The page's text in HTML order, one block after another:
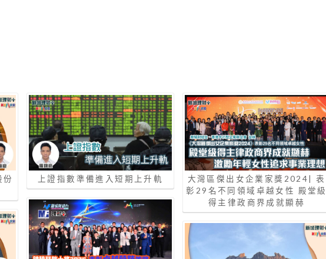
份
上證指數準備進入短期上升軌
大灣區傑出女企業家獎2024| 表
彰29名不同領域卓越女性 殿堂級
得主律政商界成就顯赫